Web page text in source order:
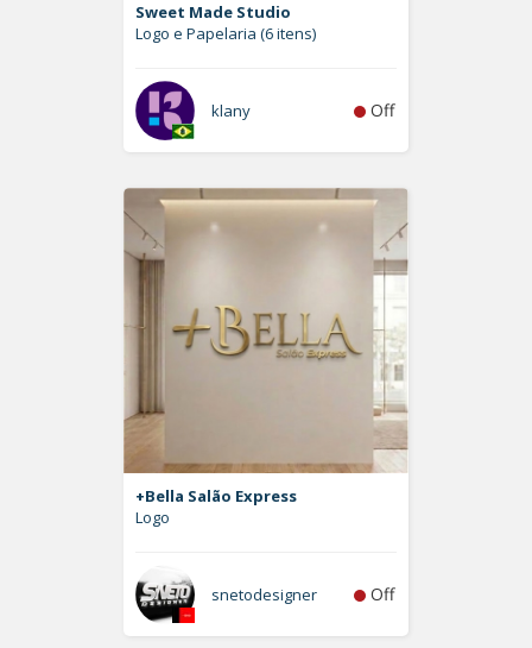
Sweet Made Studio
Logo e Papelaria (6 itens)
klany Off
+Bella Salão Express
Logo
snetodesigner Off